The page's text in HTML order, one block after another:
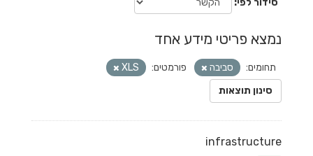
נמצא פריטי מידע אחד
תחומים: סביבה פורמטים:
XLS
סינון תוצאות
infrastructure